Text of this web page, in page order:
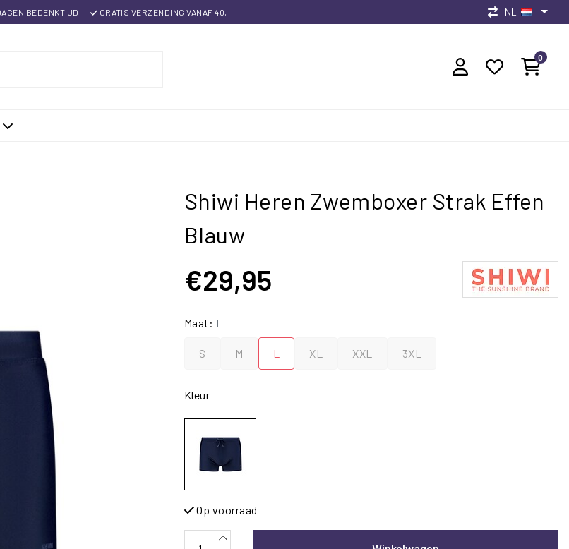
BEDENKTIJD GRATIS VERZENDING VANAF 40,- NL
0
Shiwi Heren Zwemboxer Strak Effen
Blauw
€29,95
Maat: L
S M L XL XXL 3XL
Kleur
Op voorraad